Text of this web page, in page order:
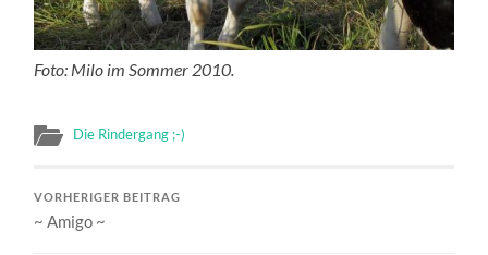
Foto: Milo im Sommer 2010.
Die Rindergang ;-)
VORHERIGER BEITRAG
~ Amigo ~